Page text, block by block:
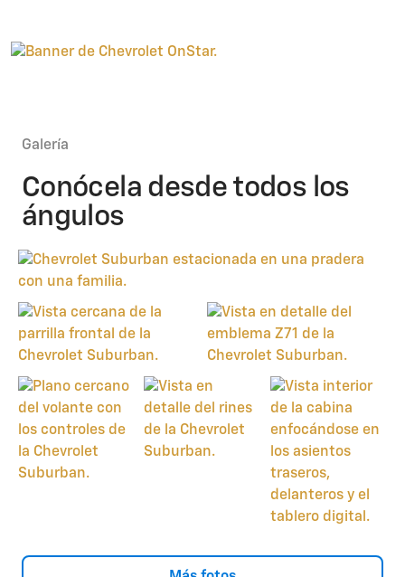
Galería
Conócela desde todos los
ángulos